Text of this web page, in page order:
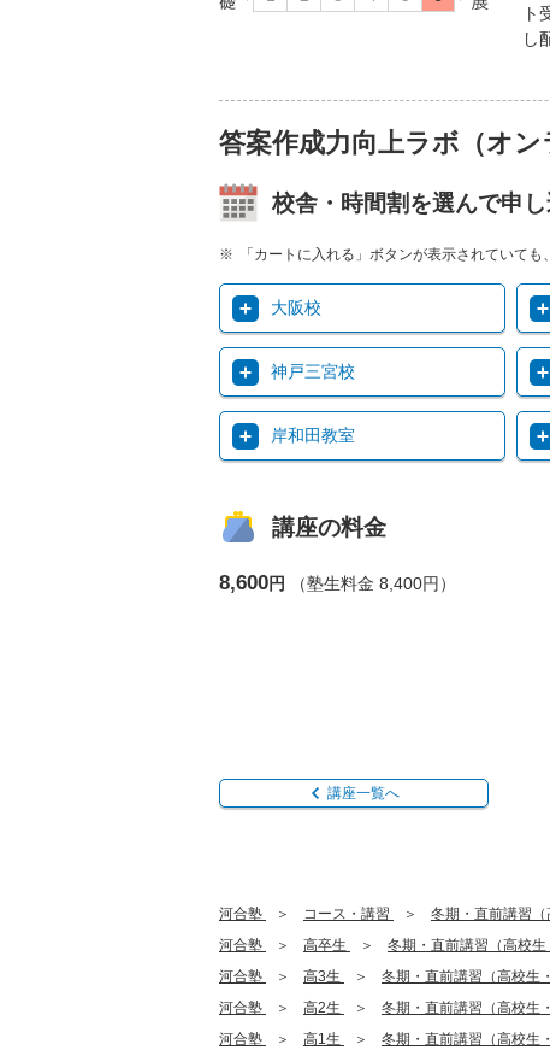
ト
し
答案作成力向上ラボ（オ
校舎・時間割を選んで申
「カートに入れる」ボタンが表示されていて
大阪校
神戸三宮校
岸和田教室
講座の料金
8,600円 （塾生料金 8,400円）
講座一覧へ
河合塾 コース・講習 冬期・直前講習（
河合塾
高卒生 冬期・直前講習（高校生
河合塾
高3生 冬期・直前講習（高校生
河合塾
高2生 冬期・直前講習（高校生
河合塾
高1生 冬期・直前講習（高校生